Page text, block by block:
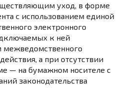
уход, в форме
с использованием единой
электронного
к ней
межведомственного
а при отсутствии
— на бумажном носителе с
законодательства